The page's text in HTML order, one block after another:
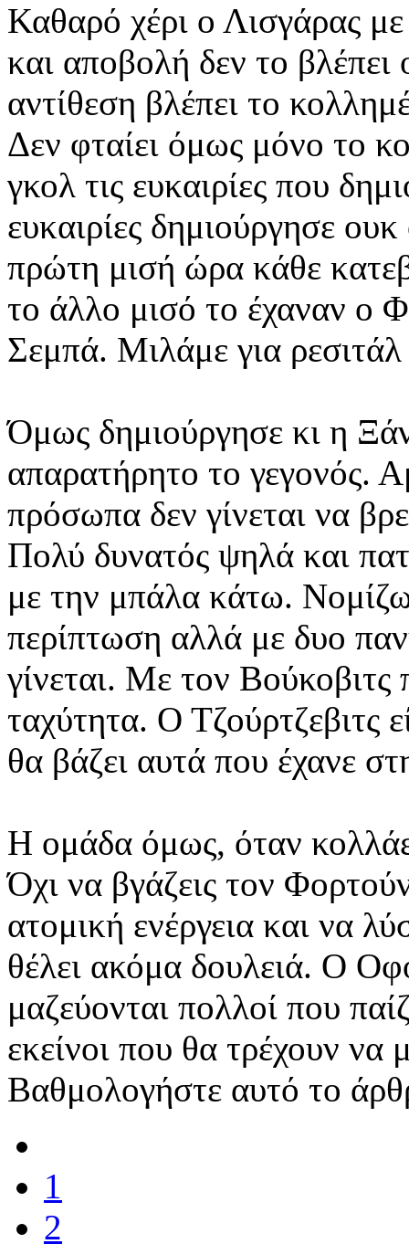
Καθαρό χέρι ο Λισγάρας
και αποβολή δεν το
αντίθεση βλέπει το
Δεν φταίει όμως μόνο το
γκολ τις ευκαιρίες που
ευκαιρίες δημιούργησε
πρώτη μισή ώρα κάθε
το άλλο μισό το έχαναν ο
Σεμπά. Μιλάμε για
Όμως δημιούργησε κι η
απαρατήρητο το γεγονός.
πρόσωπα δεν γίνεται να
Πολύ δυνατός ψηλά και
με την μπάλα κάτω. Νομίζω
περίπτωση αλλά με δυο
γίνεται. Με τον
ταχύτητα. Ο Τζούρτζεβιτς
θα βάζει αυτά που έχανε
Η ομάδα όμως, όταν
Όχι να βγάζεις τον
ατομική ενέργεια και να
θέλει ακόμα δουλειά. Ο
μαζεύονται πολλοί που
εκείνοι που θα τρέχουν
Βαθμολογήστε αυτό το
1
2